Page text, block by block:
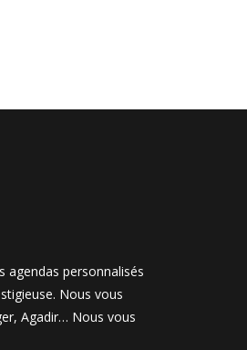
agendas personnalisés
Nous vous
Agadir… Nous vous